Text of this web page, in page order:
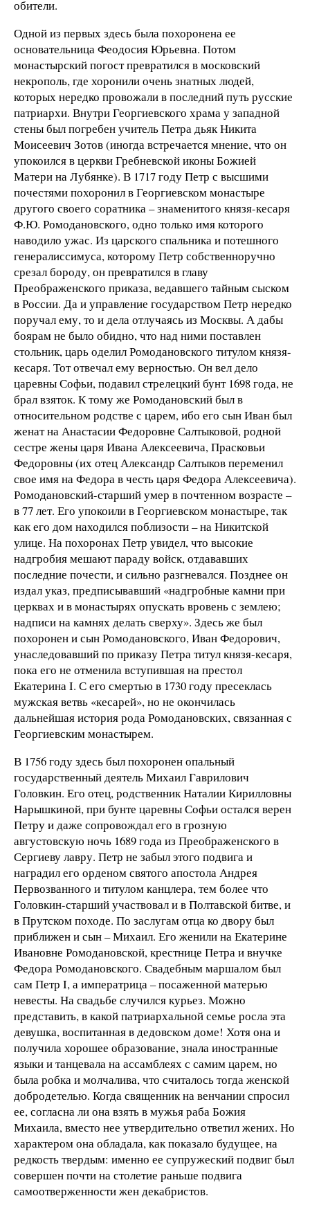
обители.
Одной из первых здесь была похоронена ее
основательница Феодосия Юрьевна. Потом
монастырский погост превратился в московский
некрополь, где хоронили очень знатных людей,
которых нередко провожали в последний путь русские
патриархи. Внутри Георгиевского храма у западной
стены был погребен учитель Петра дьяк Никита
Моисеевич Зотов (иногда встречается мнение, что он
упокоился в церкви Гребневской иконы Божией
Матери на Лубянке). В 1717 году Петр с высшими
почестями похоронил в Георгиевском монастыре
другого своего соратника – знаменитого князя-кесаря
Ф.Ю. Ромодановского, одно только имя которого
наводило ужас. Из царского спальника и потешного
генералиссимуса, которому Петр собственноручно
срезал бороду, он превратился в главу
Преображенского приказа, ведавшего тайным сыском
в России. Да и управление государством Петр нередко
поручал ему, то и дела отлучаясь из Москвы. А дабы
боярам не было обидно, что над ними поставлен
стольник, царь оделил Ромодановского титулом князя-
кесаря. Тот отвечал ему верностью. Он вел дело
царевны Софьи, подавил стрелецкий бунт 1698 года, не
брал взяток. К тому же Ромодановский был в
относительном родстве с царем, ибо его сын Иван был
женат на Анастасии Федоровне Салтыковой, родной
сестре жены царя Ивана Алексеевича, Прасковьи
Федоровны (их отец Александр Салтыков переменил
свое имя на Федора в честь царя Федора Алексеевича).
Ромодановский-старший умер в почтенном возрасте –
в 77 лет. Его упокоили в Георгиевском монастыре, так
как его дом находился поблизости – на Никитской
улице. На похоронах Петр увидел, что высокие
надгробия мешают параду войск, отдававших
последние почести, и сильно разгневался. Позднее он
издал указ, предписывавший «надгробные камни при
церквах и в монастырях опускать вровень с землею;
надписи на камнях делать сверху». Здесь же был
похоронен и сын Ромодановского, Иван Федорович,
унаследовавший по приказу Петра титул князя-кесаря,
пока его не отменила вступившая на престол
Екатерина I. С его смертью в 1730 году пресеклась
мужская ветвь «кесарей», но не окончилась
дальнейшая история рода Ромодановских, связанная с
Георгиевским монастырем.
В 1756 году здесь был похоронен опальный
государственный деятель Михаил Гаврилович
Головкин. Его отец, родственник Наталии Кирилловны
Нарышкиной, при бунте царевны Софьи остался верен
Петру и даже сопровождал его в грозную
августовскую ночь 1689 года из Преображенского в
Сергиеву лавру. Петр не забыл этого подвига и
наградил его орденом святого апостола Андрея
Первозванного и титулом канцлера, тем более что
Головкин-старший участвовал и в Полтавской битве, и
в Прутском походе. По заслугам отца ко двору был
приближен и сын – Михаил. Его женили на Екатерине
Ивановне Ромодановской, крестнице Петра и внучке
Федора Ромодановского. Свадебным маршалом был
сам Петр I, а императрица – посаженной матерью
невесты. На свадьбе случился курьез. Можно
представить, в какой патриархальной семье росла эта
девушка, воспитанная в дедовском доме! Хотя она и
получила хорошее образование, знала иностранные
языки и танцевала на ассамблеях с самим царем, но
была робка и молчалива, что считалось тогда женской
добродетелью. Когда священник на венчании спросил
ее, согласна ли она взять в мужья раба Божия
Михаила, вместо нее утвердительно ответил жених. Но
характером она обладала, как показало будущее, на
редкость твердым: именно ее супружеский подвиг был
совершен почти на столетие раньше подвига
самоотверженности жен декабристов.